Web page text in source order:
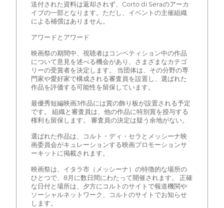
送付された資料は返却されず、Corto di Seraのアーカ
イブの一部となります。ただし、イベントの主催組織
による補償はありません。
アワードとアワード
映画祭の期間中、視聴者はコンペティション中の作品
について意見を述べる機会があり、さまざまなカテゴ
リーの受賞者を決定します。 当団体は、その分野の専
門家や愛好家で構成される審査員を設置し、選ばれた
作品を評価する可能性を留保しています。
最優秀短編映画3作品には賞の飾り板が設置される予定
です。 組織と審査員は、他の作品に特別賞を授与する
権利も留保します。 審査員の決定は疑う余地がない。
選ばれた作品は、コルト・ディ・セラとメッシーナ映
画委員会がキュレーションする映画プロモーションサ
ーキットに掲載されます。
映画祭は、イタラ市（メッシーナ）の特徴的な場所の
ひとつで、8月に数日間にわたって開催されます。 正確
な日付と場所は、夕方にコルトのサイトで報道機関や
ソーシャルネットワーク、コルトのサイトでお知らせ
します。